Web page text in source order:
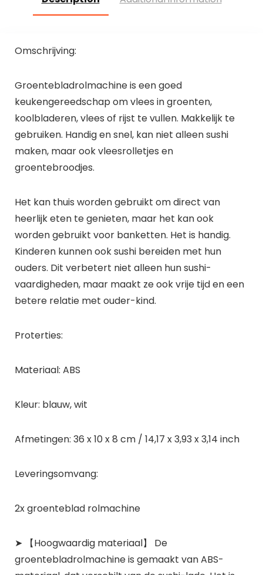
Omschrijving:
Groentebladrolmachine is een goed
keukengereedschap om vlees in groenten,
koolbladeren, vlees of rijst te vullen. Makkelijk te
gebruiken. Handig en snel, kan niet alleen sushi
maken, maar ook vleesrolletjes en
groentebroodjes.
Het kan thuis worden gebruikt om direct van
heerlijk eten te genieten, maar het kan ook
worden gebruikt voor banketten. Het is handig.
Kinderen kunnen ook sushi bereiden met hun
ouders. Dit verbetert niet alleen hun sushi-
vaardigheden, maar maakt ze ook vrije tijd en een
betere relatie met ouder-kind.
Proterties:
Materiaal: ABS
Kleur: blauw, wit
Afmetingen: 36 x 10 x 8 cm / 14,17 x 3,93 x 3,14 inch
Leveringsomvang:
2x groenteblad rolmachine
➤ 【Hoogwaardig materiaal】 De
groentebladrolmachine is gemaakt van ABS-